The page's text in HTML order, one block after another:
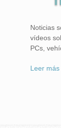
Noticias
vídeos
PCs,
Leer más